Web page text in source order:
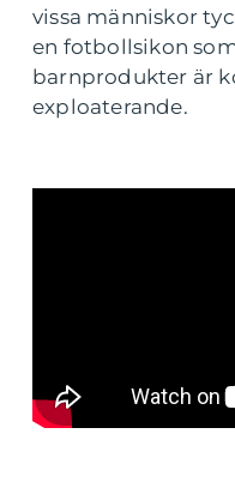
vissa människor
en fotbollsikon
barnprodukter är
exploaterande.